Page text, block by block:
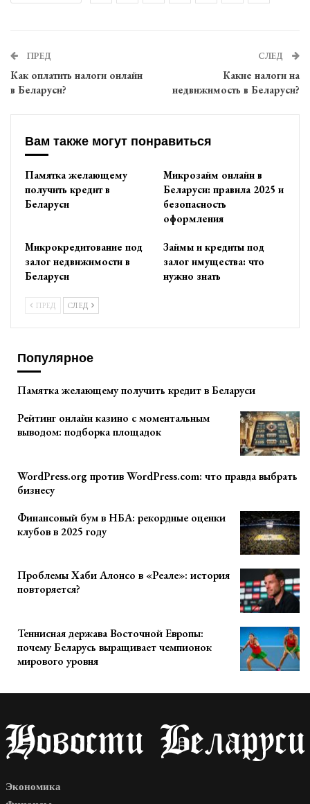
ПРЕД
Как оплатить налоги онлайн
в Беларуси?
СЛЕД
Какие налоги на
недвижимость в Беларуси?
Вам также могут понравиться
Памятка желающему
получить кредит в
Беларуси
Микрозайм онлайн в
Беларуси: правила 2025 и
безопасность
оформления
Микрокредитование под
залог недвижимости в
Беларуси
Займы и кредиты под
залог имущества: что
нужно знать
ПРЕД СЛЕД
Популярное
Памятка желающему получить кредит в Беларуси
Рейтинг онлайн казино с моментальным
выводом: подборка площадок
WordPress.org против WordPress.com: что правда выбрать
бизнесу
Финансовый бум в НБА: рекордные оценки
клубов в 2025 году
Проблемы Хаби Алонсо в «Реале»: история
повторяется?
Теннисная держава Восточной Европы:
почему Беларусь выращивает чемпионок
мирового уровня
Экономика